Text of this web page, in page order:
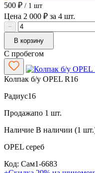
500 ₽ / 1 шт
Цена 2 000 ₽ за 4 шт.
−
В корзину
С пробегом
Колпак б/у OPEL R16
Радиус16
Продажапо 1 шт.
Наличие В наличии (1
OPEL сереб
Код: Сам1-6683